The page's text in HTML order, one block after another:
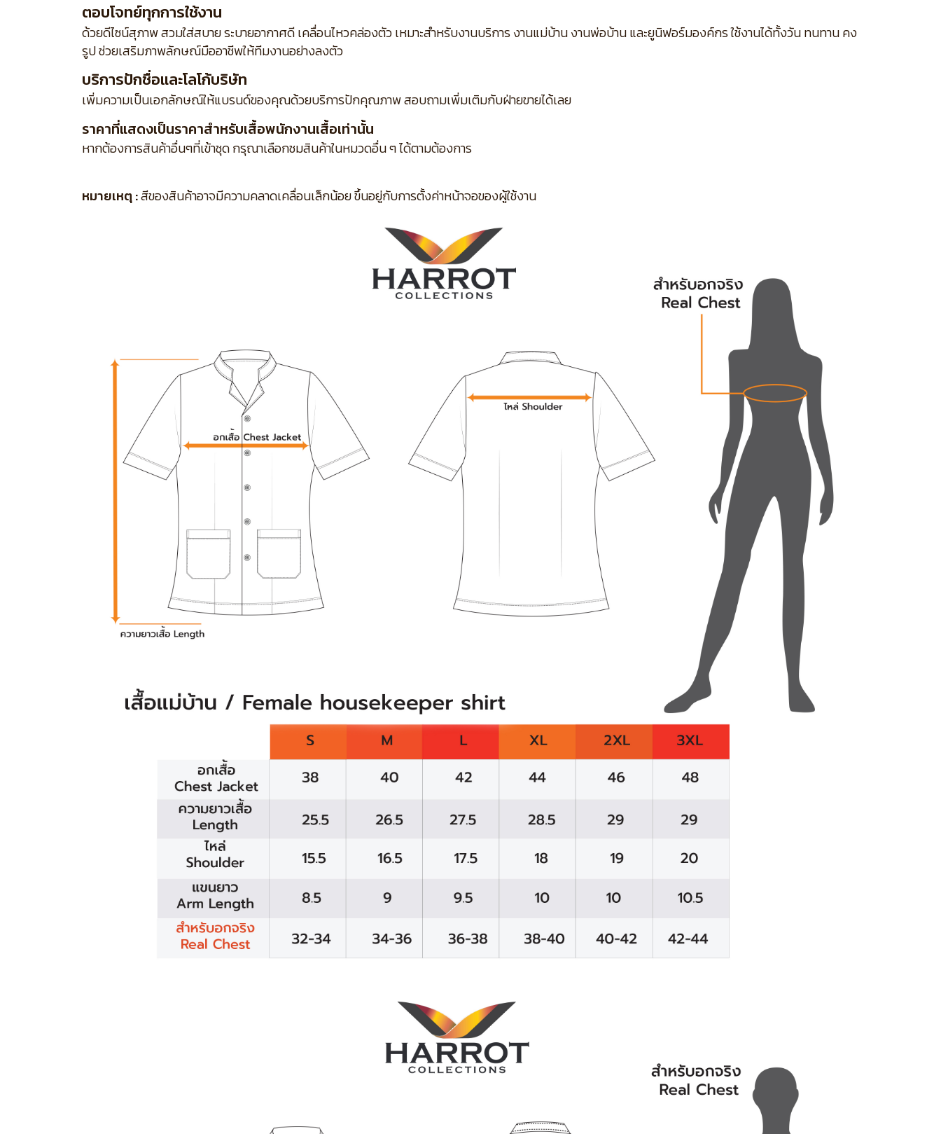
ตอบโจทย์ทุกการใช้งาน
ด้วยดีไซน์สุภาพ สวมใส่สบาย ระบายอากาศดี เคลื่อนไหวคล่องตัว เหมาะสำหรับงานบริการ งานแม่บ้าน งานพ่อบ้าน และยูนิฟอร์มองค์กร ใช้งานได้ทั้งวัน ทนทาน คง
รูป ช่วยเสริมภาพลักษณ์มืออาชีพให้ทีมงานอย่างลงตัว
บริการปักชื่อและโลโก้บริษัท
เพิ่มความเป็นเอกลักษณ์ให้แบรนด์ของคุณด้วยบริการปักคุณภาพ สอบถามเพิ่มเติมกับฝ่ายขายได้เลย
ราคาที่แสดงเป็นราคาสำหรับเสื้อพนักงานเสื้อเท่านั้น
หากต้องการสินค้าอื่นๆที่เข้าชุด กรุณาเลือกชมสินค้าในหมวดอื่น ๆ ได้ตามต้องการ
หมายเหตุ :สีของสินค้าอาจมีความคลาดเคลื่อนเล็กน้อย ขึ้นอยู่กับการตั้งค่าหน้าจอของผู้ใช้งาน